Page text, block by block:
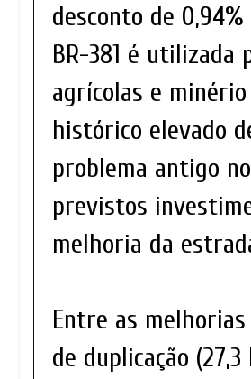
desconto de
BR-381 é
agrícolas e
histórico elevado
problema antigo
previstos
melhoria da
Entre as
de duplicação